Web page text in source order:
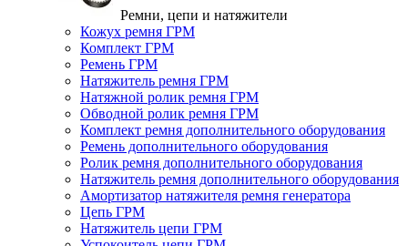
Ремни, цепи и натяжители
Кожух ремня ГРМ
Комплект ГРМ
Ремень ГРМ
Натяжитель ремня ГРМ
Натяжной ролик ремня ГРМ
Обводной ролик ремня ГРМ
Комплект ремня дополнительного оборудования
Ремень дополнительного оборудования
Ролик ремня дополнительного оборудования
Натяжитель ремня дополнительного оборудования
Амортизатор натяжителя ремня генератора
Цепь ГРМ
Натяжитель цепи ГРМ